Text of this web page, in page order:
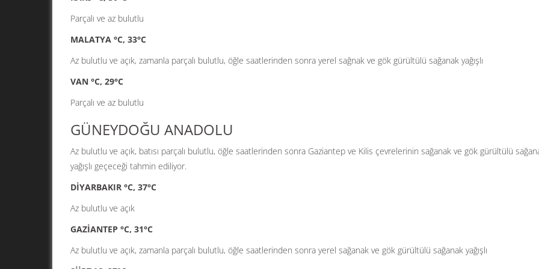
Parçalı ve az bulutlu
MALATYA °C, 33°C
Az bulutlu ve açık, zamanla parçalı bulutlu, öğle saatlerinden sonra yerel sağnak ve gök gürültülü sağanak yağışlı
VAN °C, 29°C
Parçalı ve az bulutlu
GÜNEYDOĞU ANADOLU
Az bulutlu ve açık, batısı parçalı bulutlu, öğle saatlerinden sonra Gaziantep ve Kilis çevrelerinin sağanak ve gök gürültülü
yağışlı geçeceği tahmin ediliyor.
DİYARBAKIR °C, 37°C
Az bulutlu ve açık
GAZİANTEP °C, 31°C
Az bulutlu ve açık, zamanla parçalı bulutlu, öğle saatlerinden sonra yerel sağanak ve gök gürültülü sağanak yağışlı